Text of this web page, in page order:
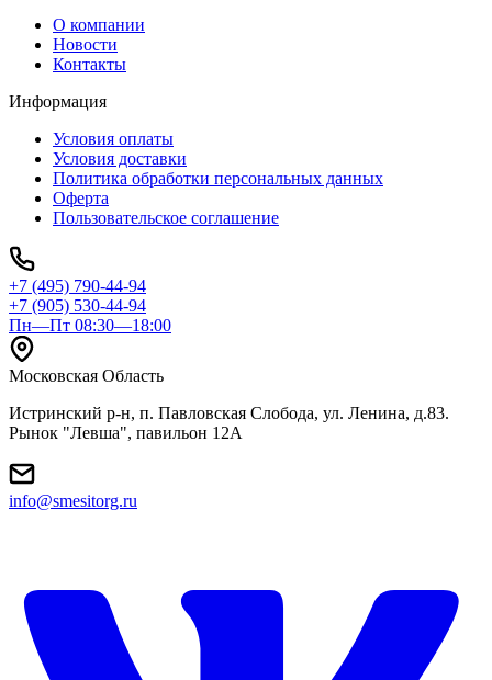
О компании
Новости
Контакты
Информация
Условия оплаты
Условия доставки
Политика обработки персональных данных
Оферта
Пользовательское соглашение
+7 (495) 790-44-94
+7 (905) 530-44-94
Пн—Пт 08:30—18:00
Московская Область
Истринский р-н, п. Павловская Слобода, ул. Ленина, д.83.
Рынок "Левша", павильон 12A
info@smesitorg.ru